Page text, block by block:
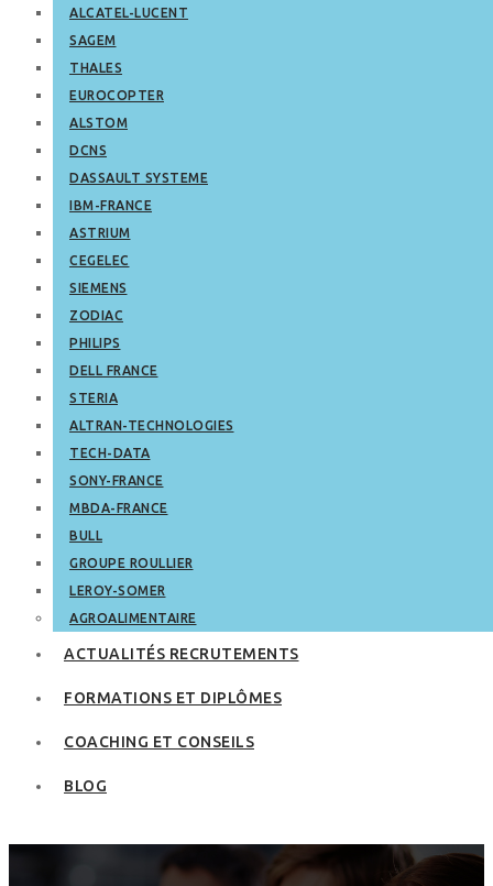
ALCATEL-LUCENT
SAGEM
THALES
EUROCOPTER
ALSTOM
DCNS
DASSAULT SYSTEME
IBM-FRANCE
ASTRIUM
CEGELEC
SIEMENS
ZODIAC
PHILIPS
DELL FRANCE
STERIA
ALTRAN-TECHNOLOGIES
TECH-DATA
SONY-FRANCE
MBDA-FRANCE
BULL
GROUPE ROULLIER
LEROY-SOMER
AGROALIMENTAIRE
ACTUALITÉS RECRUTEMENTS
FORMATIONS ET DIPLÔMES
COACHING ET CONSEILS
BLOG